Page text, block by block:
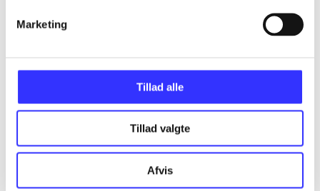
Marketing
Tillad alle
Tillad valgte
Afvis
...